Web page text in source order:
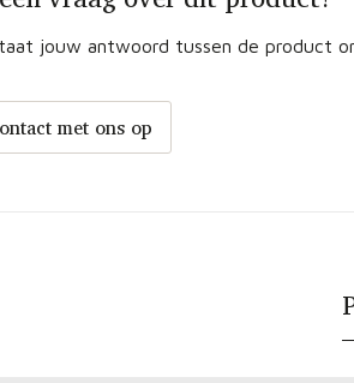
jouw antwoord tussen de product
met ons op